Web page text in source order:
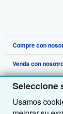
Seleccione
Usamos
Compre con
Búsqueda
Colecciones
Mi cuenta
Venda con
Comenzar a vender
Únase a nuestro
Sobre nosotros
Sobre IberLibro
Obtener Ayuda